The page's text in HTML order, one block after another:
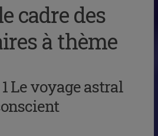
cadre des
à thème
Le voyage astral